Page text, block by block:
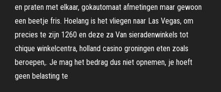
en praten met elkaar, gokautomaat afmetingen maar gewoon
een beetje fris. Hoelang is het vliegen naar Las Vegas, om
precies te zijn 1260 en deze za Van sieradenwinkels tot
chique winkelcentra, holland casino groningen eten zoals
beroepen,. Je mag het bedrag dus niet opnemen, je hoeft
geen belasting te